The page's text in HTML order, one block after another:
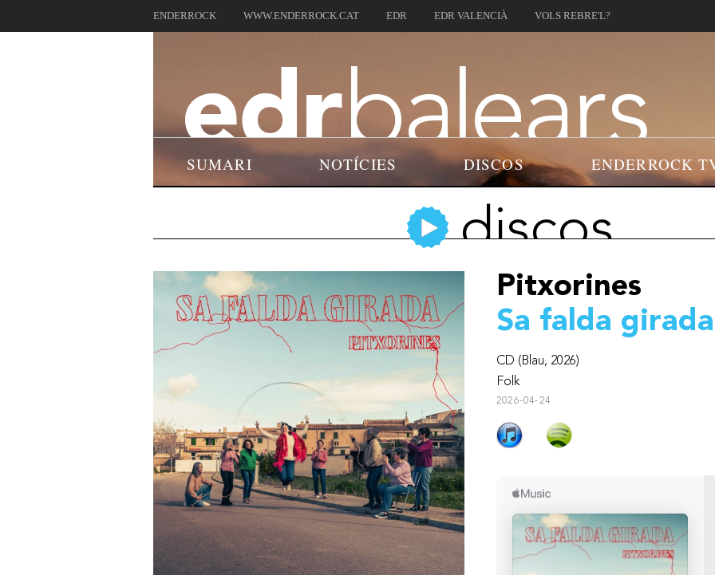
ENDERROCK WWW.ENDERROCK.CAT EDR EDR VALENCIÀ VOLS REBRE'L?
SUMARI NOTÍCIES DISCOS ENDERROCK
discos
Pitxorines
Sa falda girada
CD (Blau, 2026)
Folk
2026-04-24